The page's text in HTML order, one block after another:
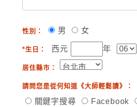
性別： 男 女
*生日： 西元 年
居住縣市：
請問您是從何知道《大師輕鬆讀》：
關鍵字搜尋 Facebook